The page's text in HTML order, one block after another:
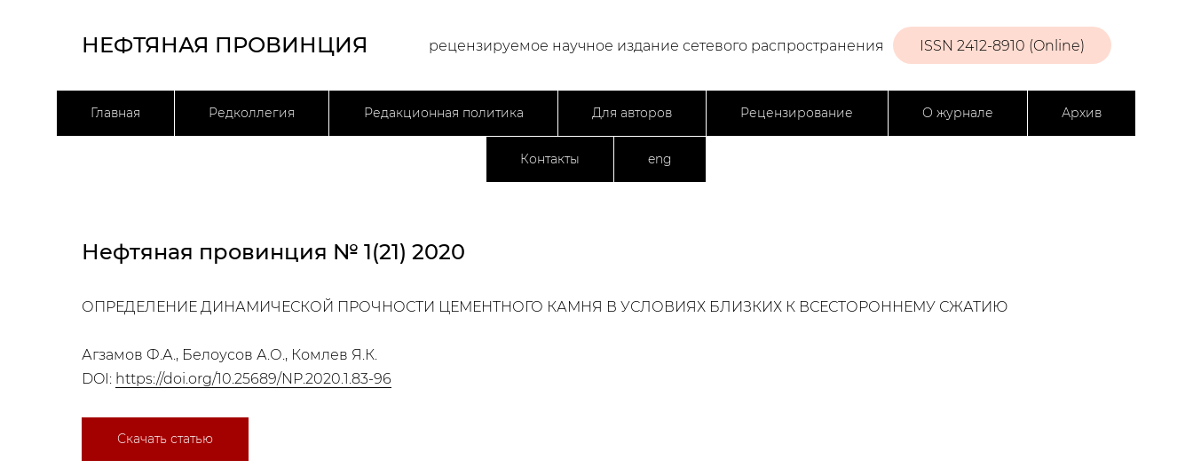
НЕФТЯНАЯ ПРОВИНЦИЯ ISSN 2412-8910 (Online)
рецензируемое научное издание сетевого распространения
Главная Редколлегия Редакционная политика Для авторов Рецензирование О журнале Архив
Контакты eng
Нефтяная провинция № 1(21) 2020
ОПРЕДЕЛЕНИЕ ДИНАМИЧЕСКОЙ ПРОЧНОСТИ ЦЕМЕНТНОГО КАМНЯ В УСЛОВИЯХ БЛИЗКИХ К ВСЕСТОРОННЕМУ СЖАТИЮ
Агзамов Ф.А., Белоусов А.О., Комлев Я.К.
DOI: https://doi.org/10.25689/NP.2020.1.83-96
Скачать статью